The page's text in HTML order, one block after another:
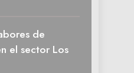
de
el sector Los